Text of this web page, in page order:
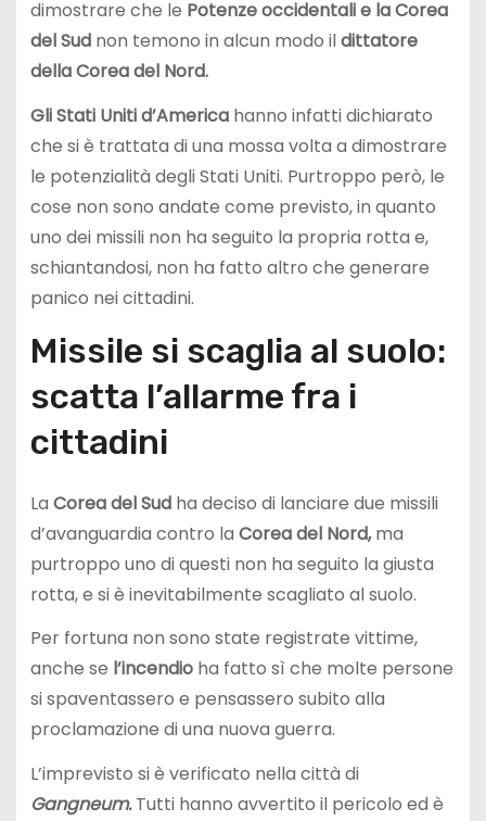
dimostrare che le Potenze occidentali e la Corea
del Sudnon temono in alcun modo ildittatore
della Corea del Nord.
Gli Stati Uniti d’Americahanno infatti dichiarato
che si è trattata di una mossa volta a dimostrare
le potenzialità degli Stati Uniti. Purtroppo però, le
cose non sono andate come previsto, in quanto
uno dei missili non ha seguito la propria rotta e,
schiantandosi, non ha fatto altro che generare
panico nei cittadini.
Missile si scaglia al suolo:
scatta l’allarme fra i
cittadini
La Corea del Sudha deciso di lanciare due missili
d’avanguardia contro la Corea del Nord,ma
purtroppo uno di questi non ha seguito la giusta
rotta, e si è inevitabilmente scagliato al suolo.
Per fortuna non sono state registrate vittime,
anche se l’incendioha fatto sì che molte persone
si spaventassero e pensassero subito alla
proclamazione di una nuova guerra.
L’imprevisto si è verificato nella città di
Gangneum.Tutti hanno avvertito il pericolo ed è